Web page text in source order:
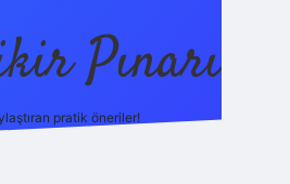
Pınarı
pratik öneriler!